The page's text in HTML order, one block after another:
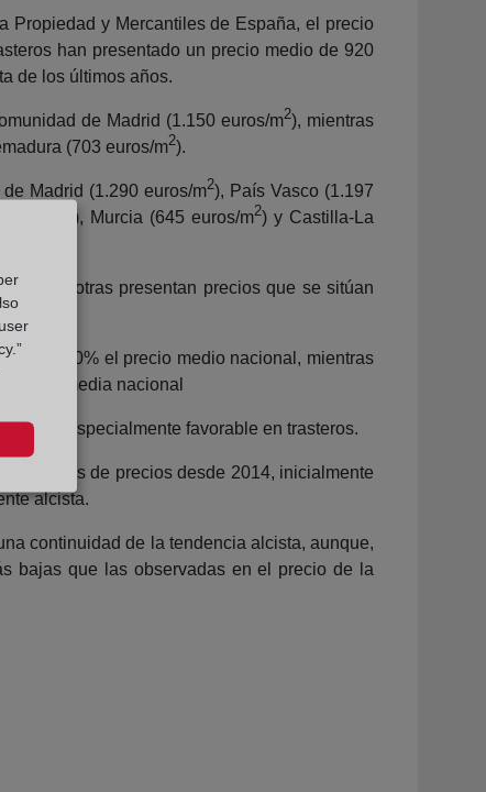
Propiedad y Mercantiles de España, el precio
han presentado un precio medio de 920
de los últimos años.
de Madrid (1.150 euros/m2), mientras
(703 euros/m2).
Madrid (1.290 euros/m2), País Vasco (1.197
), Murcia (645 euros/m2) y Castilla-La
que otras presentan precios que se sitúan
de un 40% el precio medio nacional, mientras
de la media nacional
especialmente favorable en trasteros.
niveles de precios desde 2014, inicialmente
alcista.
continuidad de la tendencia alcista, aunque,
bajas que las observadas en el precio de la